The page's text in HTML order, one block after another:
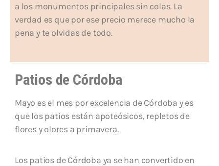
a los monumentos principales sin colas. La
verdad es que por ese precio merece mucho la
pena y te olvidas de todo.
Patios de Córdoba
Mayo es el mes por excelencia de Córdoba y es
que los patios están apoteósicos, repletos de
flores y olores a primavera.
Los patios de Córdoba ya se han convertido en